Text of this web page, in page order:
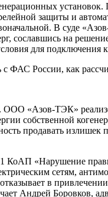
защиты и
В суде
сославшись на
для подключения к
ФАС России, как
«Азов-ТЭК»
собственной
продавать излишек
КоАП «Нарушение
сетям,
в
Андрей Боровков,